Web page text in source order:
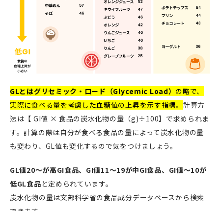
GLとはグリセミック・ロード（Glycemic Load） の略で、
実際に食べる量を考慮した血糖値の上昇を示す指標。 計算方
法は【 GI値 × 食品の炭水化物の量（g)÷100】で求められま
す。計算の際は自分が食べる食品の量によって炭水化物の量
も変わり、GL値も変化するので気をつけましょう。
GL値20～が高GI食品、GI値11～19が中GI食品、GI値～10が
低GL食品と定められています。
炭水化物の量は文部科学省の食品成分データベースから検索